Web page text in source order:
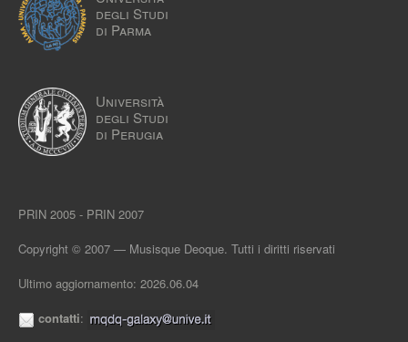
degli Studi
di Parma
Università
degli Studi
di Perugia
PRIN 2005 - PRIN 2007
Copyright © 2007 — Musisque Deoque. Tutti i diritti riservati
Ultimo aggiornamento: 2026.06.04
contatti: